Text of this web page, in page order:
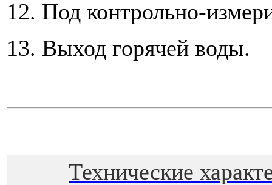
12. Под контрольно-
13. Выход горячей воды.
Технические